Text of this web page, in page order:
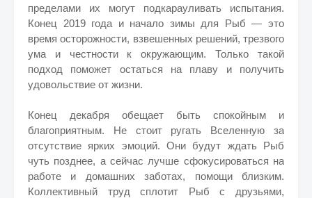
пределами их могут подкарауливать испытания.
Конец 2019 года и начало зимы для Рыб — это
время осторожности, взвешенных решений, трезвого
ума и честности к окружающим. Только такой
подход поможет остаться на плаву и получить
удовольствие от жизни.
Конец декабря обещает быть спокойным и
благоприятным. Не стоит ругать Вселенную за
отсутствие ярких эмоций. Они будут ждать Рыб
чуть позднее, а сейчас лучше сфокусироваться на
работе и домашних заботах, помощи близким.
Коллективный труд сплотит Рыб с друзьями,